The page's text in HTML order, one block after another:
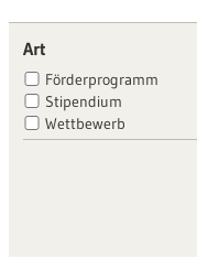
Art
Förderprogramm
Stipendium
Wettbewerb